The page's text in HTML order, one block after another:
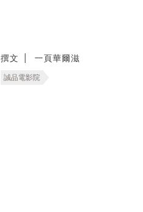
撰文 一頁華爾滋
誠品電影院